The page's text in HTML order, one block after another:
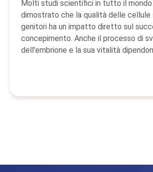
Molti studi scientifici in tutto il mondo
dimostrato che la qualità delle cellule
genitori ha un impatto diretto sul
concepimento. Anche il processo di
dell'embrione e la sua vitalità